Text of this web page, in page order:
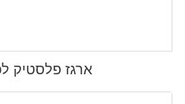
ארגז פלסטיק